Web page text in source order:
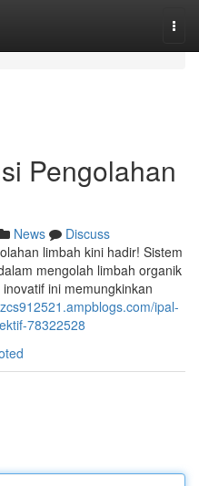
Pengolahan
News
Discuss
limbah kini hadir! Sistem
mengolah limbah organik
ini memungkinkan
ipal-
78322528